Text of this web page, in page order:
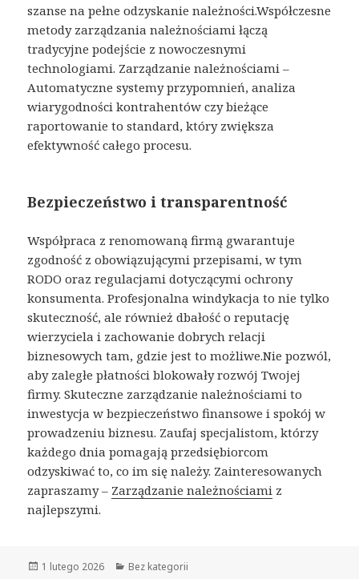
szanse na pełne odzyskanie należności.Współczesne
metody zarządzania należnościami łączą
tradycyjne podejście z nowoczesnymi
technologiami. Zarządzanie należnościami –
Automatyczne systemy przypomnień, analiza
wiarygodności kontrahentów czy bieżące
raportowanie to standard, który zwiększa
efektywność całego procesu.
Bezpieczeństwo i transparentność
Współpraca z renomowaną firmą gwarantuje
zgodność z obowiązującymi przepisami, w tym
RODO oraz regulacjami dotyczącymi ochrony
konsumenta. Profesjonalna windykacja to nie tylko
skuteczność, ale również dbałość o reputację
wierzyciela i zachowanie dobrych relacji
biznesowych tam, gdzie jest to możliwe.Nie pozwól,
aby zaległe płatności blokowały rozwój Twojej
firmy. Skuteczne zarządzanie należnościami to
inwestycja w bezpieczeństwo finansowe i spokój w
prowadzeniu biznesu. Zaufaj specjalistom, którzy
każdego dnia pomagają przedsiębiorcom
odzyskiwać to, co im się należy. Zainteresowanych
zapraszamy – Zarządzanie należnościami z
najlepszymi.
Opublikowano
1 lutego 2026 Kategorie
Bez kategorii